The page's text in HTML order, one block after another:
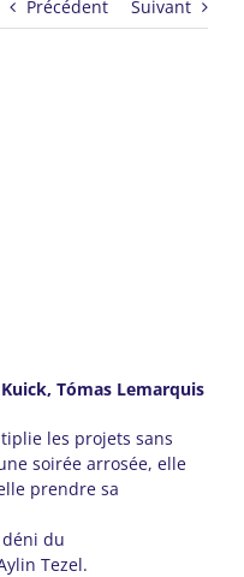
Précédent Suivant
Tómas Lemarquis
les projets sans
soirée arrosée, elle
prendre sa
du
Tezel.